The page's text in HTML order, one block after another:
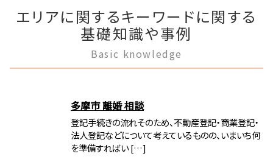
エリアに関するキーワードに関する
基礎知識や事例
Basic knowledge
多摩市 離婚 相談
登記手続きの流れそのため、不動産登記・商業登記・
法人登記などについて考えているものの、いまいち何
を準備すればい […]